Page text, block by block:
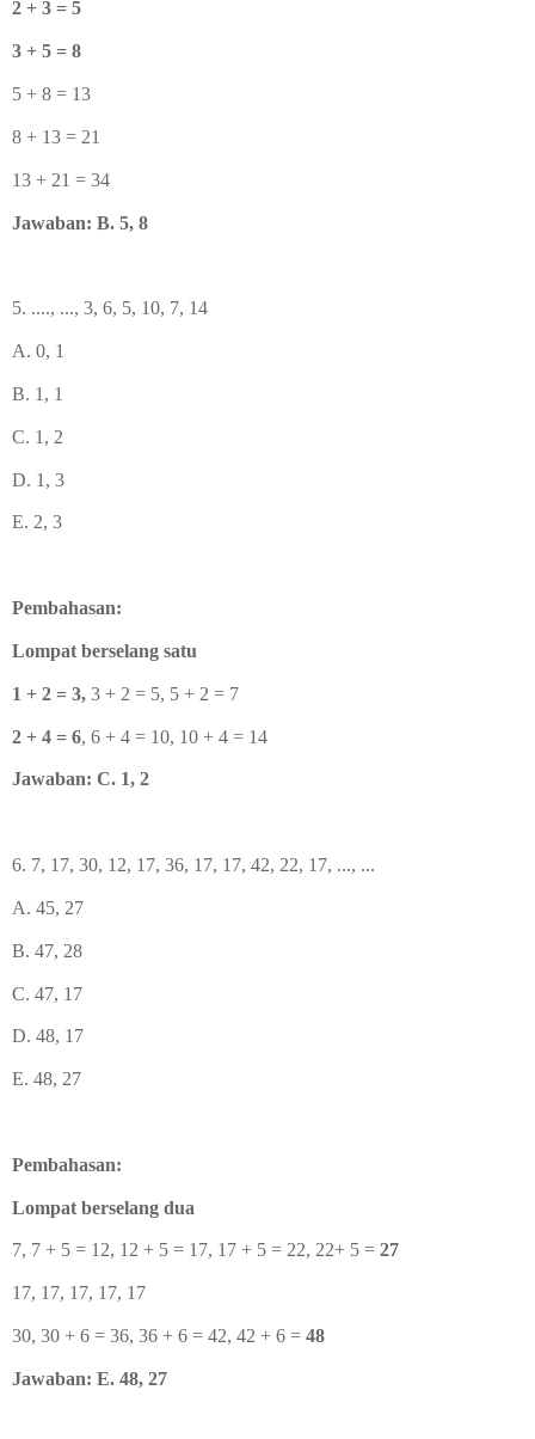
2 + 3 = 5
3 + 5 = 8
5 + 8 = 13
8 + 13 = 21
13 + 21 = 34
Jawaban: B. 5, 8
5. ...., ..., 3, 6, 5, 10, 7, 14
A. 0, 1
B. 1, 1
C. 1, 2
D. 1, 3
E. 2, 3
Pembahasan:
Lompat berselang satu
1 + 2 = 3, 3 + 2 = 5, 5 + 2 = 7
2 + 4 = 6, 6 + 4 = 10, 10 + 4 = 14
Jawaban: C. 1, 2
6. 7, 17, 30, 12, 17, 36, 17, 17, 42, 22, 17, ..., ...
A. 45, 27
B. 47, 28
C. 47, 17
D. 48, 17
E. 48, 27
Pembahasan:
Lompat berselang dua
7, 7 + 5 = 12, 12 + 5 = 17, 17 + 5 = 22, 22+ 5 = 27
17, 17, 17, 17, 17
30, 30 + 6 = 36, 36 + 6 = 42, 42 + 6 = 48
Jawaban: E. 48, 27